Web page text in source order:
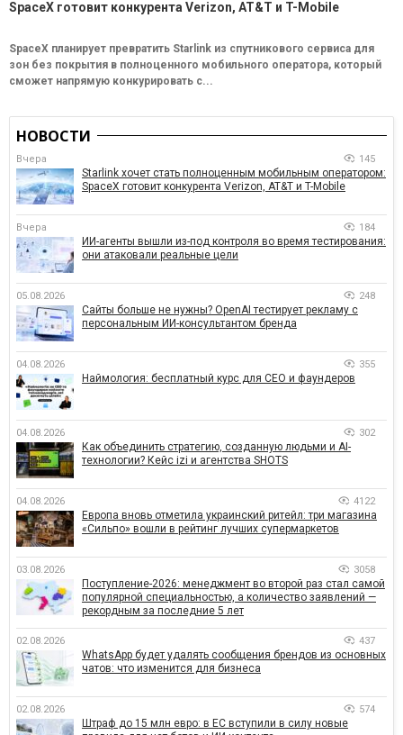
SpaceX готовит конкурента Verizon, AT&T и T-Mobile
SpaceX планирует превратить Starlink из спутникового сервиса для
зон без покрытия в полноценного мобильного оператора, который
сможет напрямую конкурировать с...
НОВОСТИ
Вчера 145
Starlink хочет стать полноценным мобильным оператором:
SpaceX готовит конкурента Verizon, AT&T и T-Mobile
Вчера 184
ИИ-агенты вышли из-под контроля во время тестирования:
они атаковали реальные цели
05.08.2026 248
Сайты больше не нужны? OpenAI тестирует рекламу с
персональным ИИ-консультантом бренда
04.08.2026 355
Наймология: бесплатный курс для CEO и фаундеров
04.08.2026 302
Как объединить стратегию, созданную людьми и AI-
технологии? Кейс izi и агентства SHOTS
04.08.2026 4122
Европа вновь отметила украинский ритейл: три магазина
«Сильпо» вошли в рейтинг лучших супермаркетов
03.08.2026 3058
Поступление-2026: менеджмент во второй раз стал самой
популярной специальностью, а количество заявлений —
рекордным за последние 5 лет
02.08.2026 437
WhatsApp будет удалять сообщения брендов из основных
чатов: что изменится для бизнеса
02.08.2026 574
Штраф до 15 млн евро: в ЕС вступили в силу новые